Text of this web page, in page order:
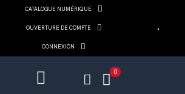
CATALOGUE NUMÉRIQUE
OUVERTURE DE COMPTE
CONNEXION
0